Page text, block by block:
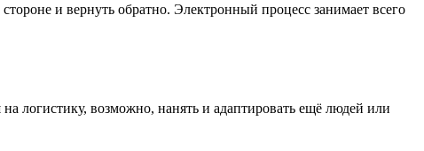
и вернуть обратно. Электронный процесс занимает всего
логистику, возможно, нанять и адаптировать ещё людей или